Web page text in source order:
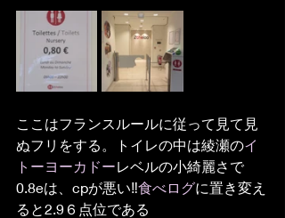
ここはフランスルールに従って見て見
ぬフリをする。トイレの中は綾瀬のイ
トーヨーカドーレベルの小綺麗さで
0.8eは、cpが悪い‼︎食べログに置き変え
ると2.9６点位である